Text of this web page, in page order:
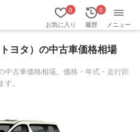
お気に入り
0
履歴
0
メニュー
ヨタ）の中古車価格相場
中古車価格相場。価格・年式・走行距
。